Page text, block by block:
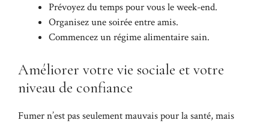
Prévoyez du temps pour vous le week-end.
Organisez une soirée entre amis.
Commencez un régime alimentaire sain.
Améliorer votre vie sociale et votre
niveau de confiance
Fumer n’est pas seulement mauvais pour la santé, mais